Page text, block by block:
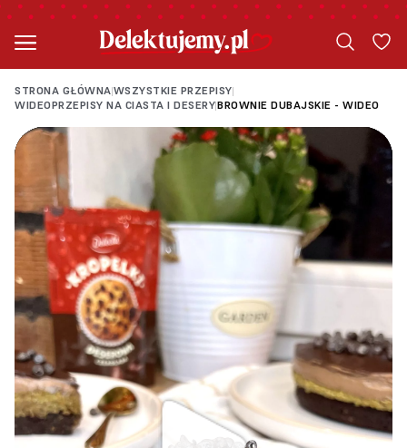
STRONA GŁÓWNA|WSZYSTKIE PRZEPISY|
WIDEOPRZEPISY NA CIASTA I DESERY|BROWNIE DUBAJSKIE - WIDEO
Loading